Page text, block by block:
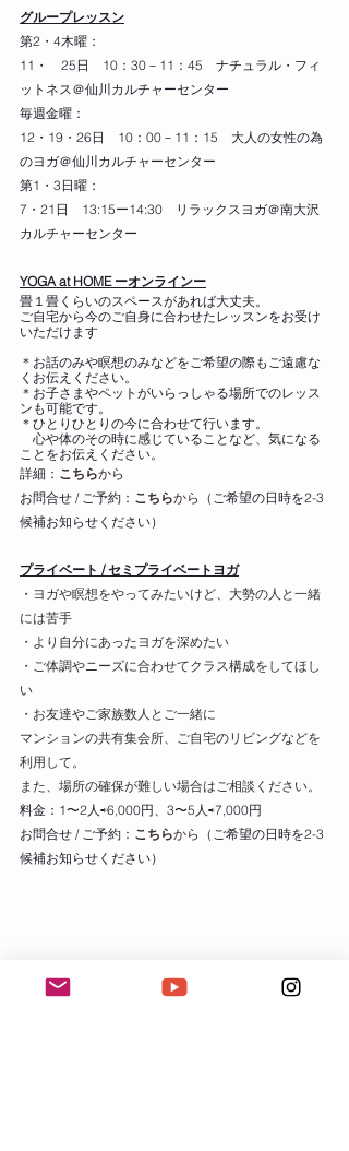
グループレッスン
第2・4木曜：
11・　25日　10：30－11：45　ナチュラル・フィ
ットネス＠仙川カルチャーセンター
毎週金曜：
12・19・26日　10：00－11：15　大人の女性の為
のヨガ＠仙川カルチャーセンター
第1・3日曜：
7・21日　13:15ー14:30　リラックスヨガ＠南大沢
カルチャーセンター
YOGA at HOME ーオンラインー
畳１畳くらいのスペースがあれば大丈夫。
ご自宅から今のご自身に合わせたレッスンをお受け
いただけます
＊お話のみや瞑想のみなどをご希望の際もご遠慮な
くお伝えください。
＊お子さまやペットがいらっしゃる場所でのレッス
ンも可能です。
＊ひとりひとりの今に合わせて行います。
心や体のその時に感じていることなど、気になる
ことをお伝えください。
詳細： こちらから
お問合せ / ご予約： こちらから（ ご希望の日時を2-3
候補お知らせください）
プライベート / セミプライベートヨガ
・ ヨガや瞑想をやってみたいけど、大勢の人と一緒
には苦手
・より自分にあったヨガを深めたい
・ご体調やニーズに合わせてクラス構成をしてほし
い
・お友達やご家族数人とご一緒に
マンションの共有集会所、ご自宅のリビングなどを
利用して。
また、場所の確保が難しい場合はご相談ください。
料金：1〜2人⇨6,000円、3〜5人⇨7,000円
お問合せ / ご予約： こちらから（ ご希望の日時を2-3
候補お知らせください）